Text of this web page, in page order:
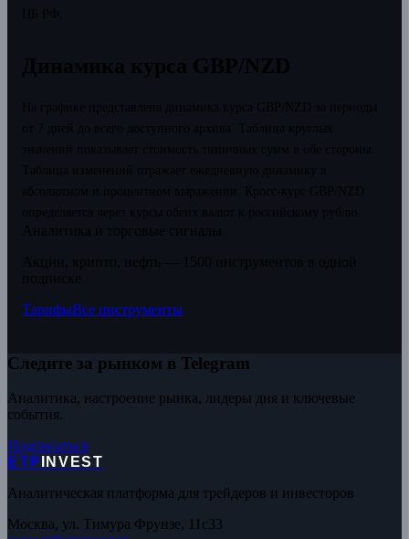
ТарифыВсе инструменты
Следите за рынком в Telegram
Аналитика, настроение рынка, лидеры дня и ключевые
события.
Подписаться
ETP
INVEST
Аналитическая платформа для трейдеров и инвесторов
Москва, ул. Тимура Фрунзе, 11с33